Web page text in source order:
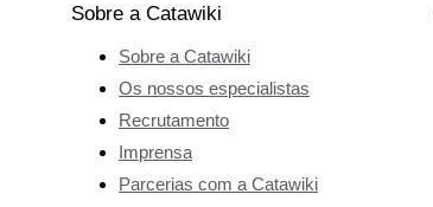
Sobre a Catawiki
Sobre a Catawiki
Os nossos especialistas
Recrutamento
Imprensa
Parcerias com a Catawiki